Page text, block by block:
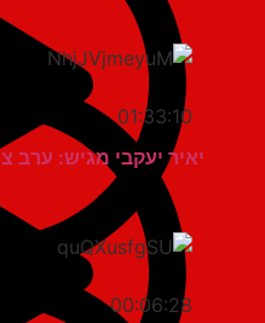
01:33:10
יאיר יעקבי מגיש: ערב צרצרים #4 | המופע המלא
00:06:28